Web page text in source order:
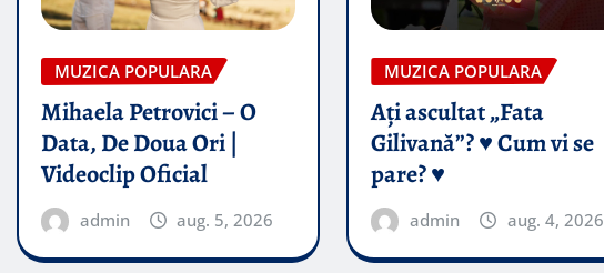
MUZICA POPULARA
Mihaela Petrovici – O
Data, De Doua Ori |
Videoclip Oficial
admin aug. 5, 2026
MUZICA POPULARA
Ați ascultat „Fata
Gilivană”? ♥️ Cum vi se
pare? ♥️
admin aug. 4, 2026